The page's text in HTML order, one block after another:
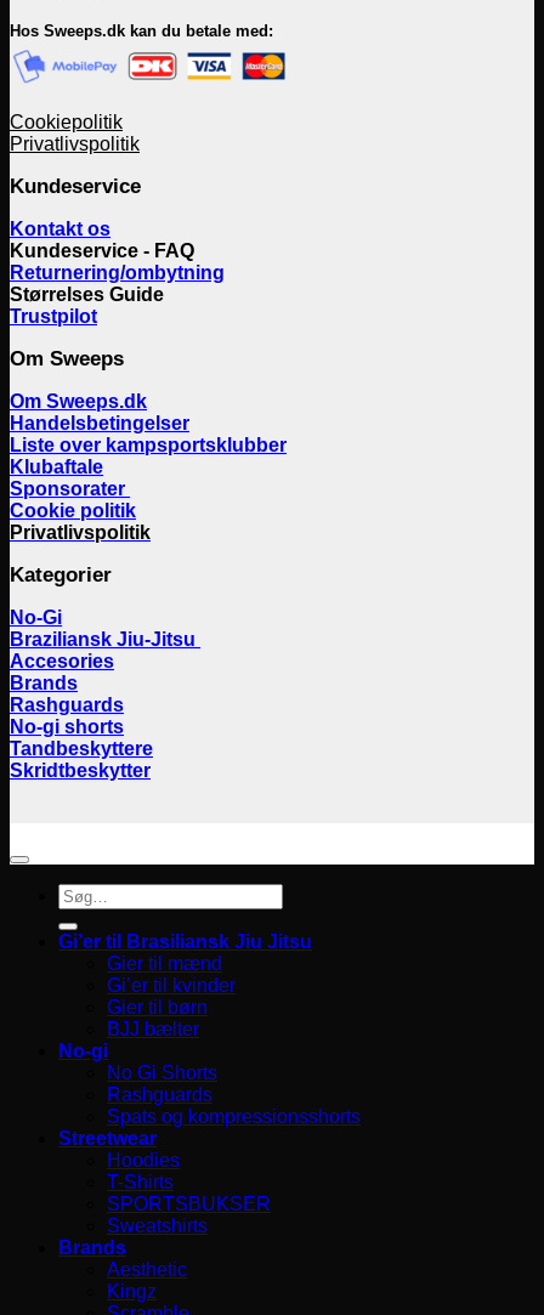
Hos Sweeps.dk kan du betale med:
Cookiepolitik
Privatlivspolitik
Kundeservice
Kontakt os
Kundeservice - FAQ
Returnering/ombytning
Størrelses Guide
Trustpilot
Om Sweeps
Om Sweeps.dk
Handelsbetingelser
Liste over kampsportsklubber
Klubaftale
Sponsorater
Cookie politik
Privatlivspolitik
Kategorier
No-Gi
Braziliansk Jiu-Jitsu
Accesories
Brands
Rashguards
No-gi shorts
Tandbeskyttere
Skridtbeskytter
Søg
efter:
Gi’er til Brasiliansk Jiu Jitsu
Gier til mænd
Gi’er til kvinder
Gier til børn
BJJ bælter
No-gi
No Gi Shorts
Rashguards
Spats og kompressionsshorts
Streetwear
Hoodies
T-Shirts
SPORTSBUKSER
Sweatshirts
Brands
Aesthetic
Kingz